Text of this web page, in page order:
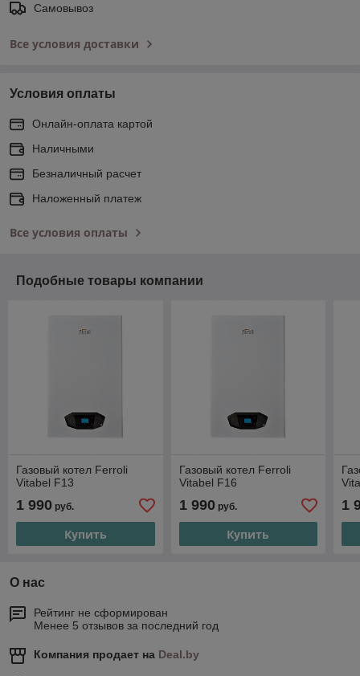
Самовывоз
Все условия доставки
Условия оплаты
Онлайн-оплата картой
Наличными
Безналичный расчет
Наложенный платеж
Все условия оплаты
Подобные товары компании
Газовый котел Ferroli
Vitabel F13
1 990 руб.
Купить
Газовый котел Ferroli
Vitabel F16
1 990руб.
Купить
1
О нас
Рейтинг не сформирован
Менее 5 отзывов за последний год
Компания продает на Deal.by